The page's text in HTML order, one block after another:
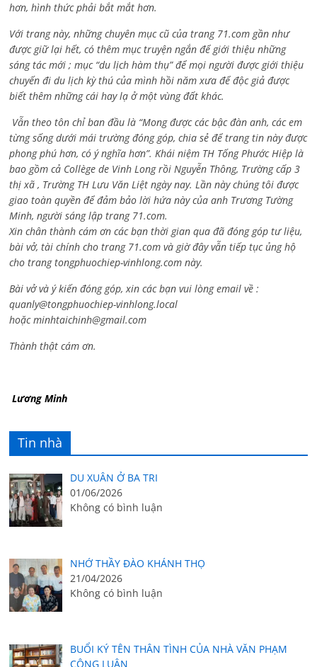
hơn, hình thức phải bắt mắt hơn.
Với trang này, những chuyên mục cũ của trang 71.com gần như
được giữ lại hết, có thêm mục truyện ngắn để giới thiệu những
sáng tác mới ; mục “du lịch hàm thụ” để mọi người được giới thiệu
chuyến đi du lịch kỳ thú của mình hồi năm xưa để độc giả được
biết thêm những cái hay lạ ở một vùng đất khác.
Vẫn theo tôn chỉ ban đầu là “Mong được các bậc đàn anh, các em
từng sống dưới mái trường đóng góp, chia sẻ để trang tin này được
phong phú hơn, có ý nghĩa hơn”. Khái niệm TH Tống Phước Hiệp là
bao gồm cả Collège de Vinh Long rồi Nguyễn Thông, Trường cấp 3
thị xã , Trường TH Lưu Văn Liệt ngày nay. Lần này chúng tôi được
giao toàn quyền để đảm bảo lời hứa này của anh Trương Tường
Minh, người sáng lập trang 71.com.
Xin chân thành cám ơn các bạn thời gian qua đã đóng góp tư liệu,
bài vở, tài chính cho trang 71.com và giờ đây vẫn tiếp tục ủng hộ
cho trang tongphuochiep-vinhlong.com này.
Bài vở và ý kiến đóng góp, xin các bạn vui lòng email về :
quanly@tongphuochiep-vinhlong.local
hoặcminhtaichinh@gmail.com
Thành thật cám ơn.
Lương Minh
Tin nhà
DU XUÂN Ở BA TRI
01/06/2026
Không có bình luận
NHỚ THẦY ĐÀO KHÁNH THỌ
21/04/2026
Không có bình luận
BUỔI KÝ TÊN THÂN TÌNH CỦA NHÀ VĂN PHẠM
CÔNG LUẬN